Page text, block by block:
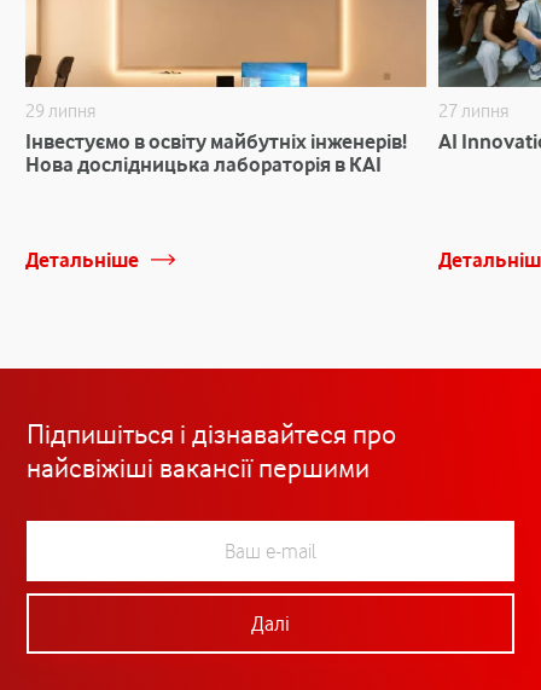
29 липня
Інвестуємо в освіту майбутніх інженерів!
Нова дослідницька лабораторія в КАІ
Детальніше
27 липня
AI
Підпишіться і дізнавайтеся про
найсвіжіші вакансії першими
Далі